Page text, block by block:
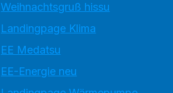
Weihnachtsgruß hissu
Landingpage Klima
EE Medatsu
EE-Energie neu